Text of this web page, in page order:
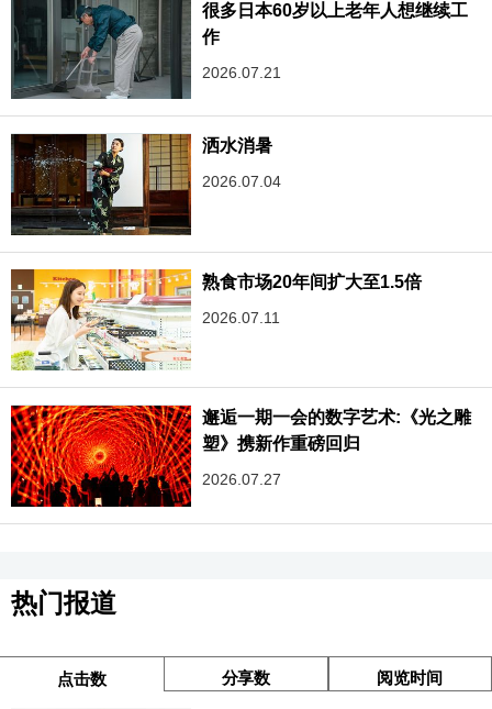
很多日本60岁以上老年人想继续工
作
2026.07.21
洒水消暑
2026.07.04
熟食市场20年间扩大至1.5倍
2026.07.11
邂逅一期一会的数字艺术:《光之雕
塑》携新作重磅回归
2026.07.27
热门报道
点击数 分享数 阅览时间